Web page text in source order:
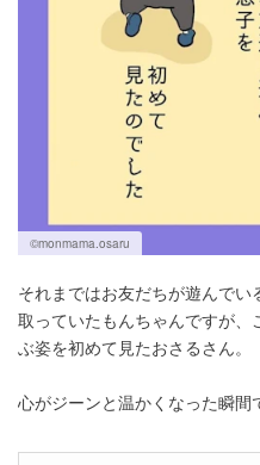
©monmama.osaru
それまではお友だちが遊んで
取っていたもんちゃんですが
ぶ姿を初めて見たおさるさん。
心がジーンと温かくなった瞬間